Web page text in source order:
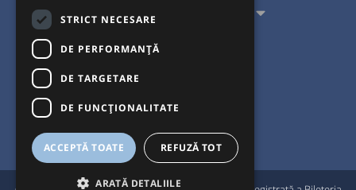
Pentru Transportatori
Interacționăm
Acceptăm plăți cu
®
STRICT NECESARE
DE PERFORMANȚĂ
DE TARGETARE
DE FUNCŢIONALITATE
ACCEPTĂ TOATE REFUZĂ TOT
ARATĂ DETALIILE